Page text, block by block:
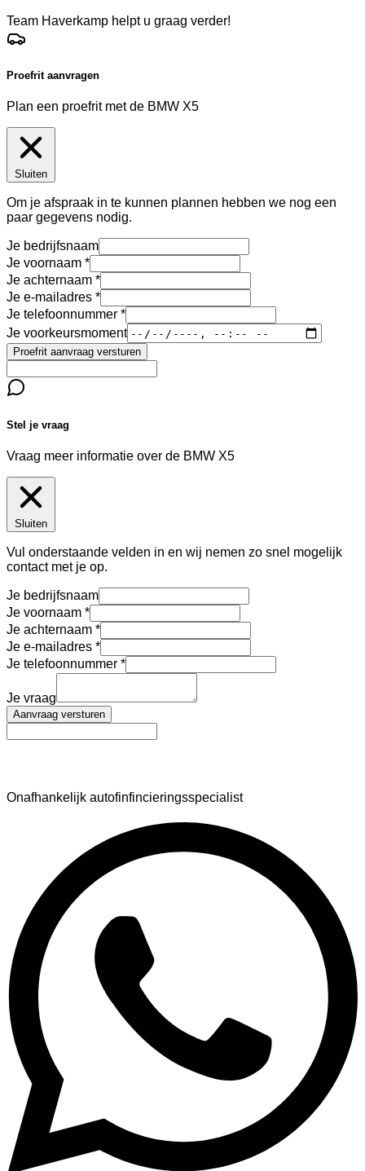
Team Haverkamp helpt u graag verder!
Proefrit aanvragen
Plan een proefrit met de BMW X5
Sluiten
Om je afspraak in te kunnen plannen hebben we nog een
paar gegevens nodig.
Je bedrijfsnaam
Je voornaam
Je achternaam
Je e-mailadres
Je telefoonnummer
Je voorkeursmoment
Proefrit aanvraag versturen
Stel je vraag
Vraag meer informatie over de BMW X5
Sluiten
Vul onderstaande velden in en wij nemen zo snel mogelijk
contact met je op.
Je bedrijfsnaam
Je voornaam
Je achternaam
Je e-mailadres
Je telefoonnummer
Je vraag
Aanvraag versturen
Onafhankelijk autofinfincieringsspecialist